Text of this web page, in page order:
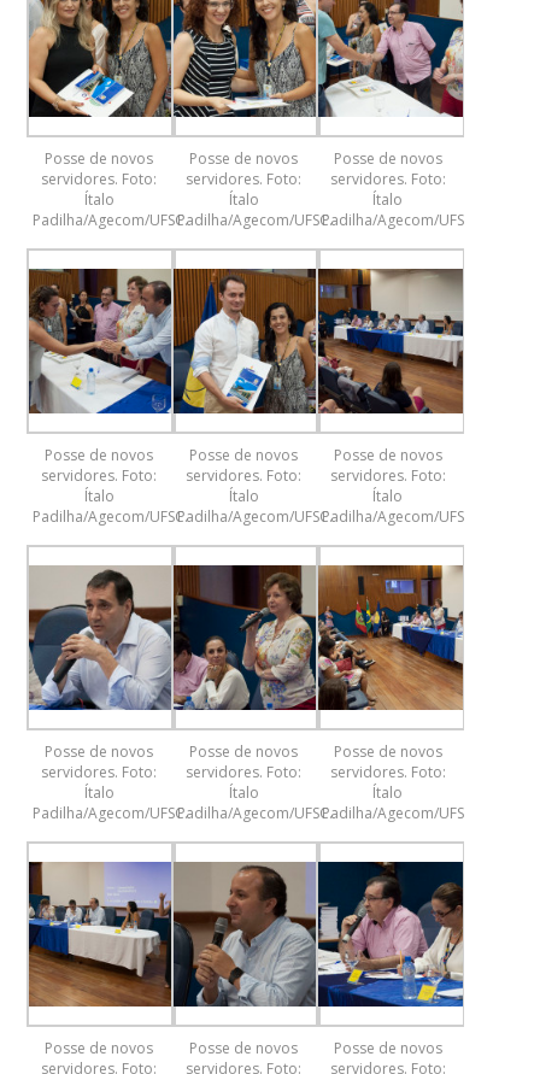
Posse de novos
servidores. Foto:
Ítalo
Padilha/Agecom/UFSC.
Posse de novos
servidores. Foto:
Ítalo
Padilha/Agecom/UFSC.
Posse de novos
servidores. Foto:
Ítalo
Padilha/Agecom/UFSC.
Posse de novos
servidores. Foto:
Ítalo
Padilha/Agecom/UFSC.
Posse de novos
servidores. Foto:
Ítalo
Padilha/Agecom/UFSC.
Posse de novos
servidores. Foto:
Ítalo
Padilha/Agecom/UFSC.
Posse de novos
servidores. Foto:
Ítalo
Padilha/Agecom/UFSC.
Posse de novos
servidores. Foto:
Ítalo
Padilha/Agecom/UFSC.
Posse de novos
servidores. Foto:
Ítalo
Padilha/Agecom/UFSC.
Posse de novos
servidores. Foto:
Posse de novos
servidores. Foto:
Posse de novos
servidores. Foto: